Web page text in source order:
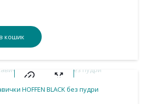
кошик
HOFFEN BLACK без пудри